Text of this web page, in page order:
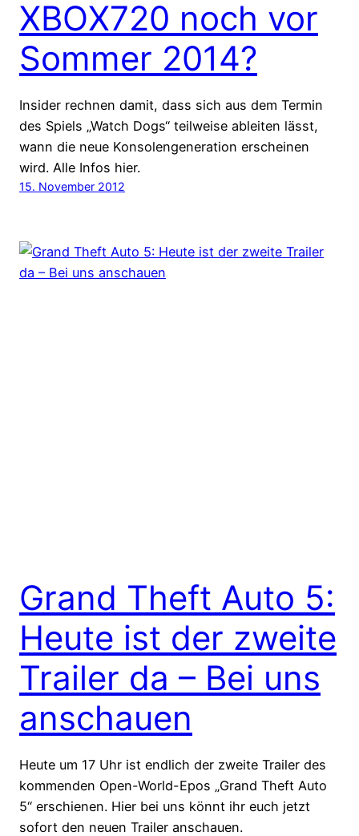
XBOX720 noch vor
Sommer 2014?
Insider rechnen damit, dass sich aus dem Termin
des Spiels „Watch Dogs“ teilweise ableiten lässt,
wann die neue Konsolengeneration erscheinen
wird. Alle Infos hier.
15. November 2012
Grand Theft Auto 5:
Heute ist der zweite
Trailer da – Bei uns
anschauen
Heute um 17 Uhr ist endlich der zweite Trailer des
kommenden Open-World-Epos „Grand Theft Auto
5“ erschienen. Hier bei uns könnt ihr euch jetzt
sofort den neuen Trailer anschauen.